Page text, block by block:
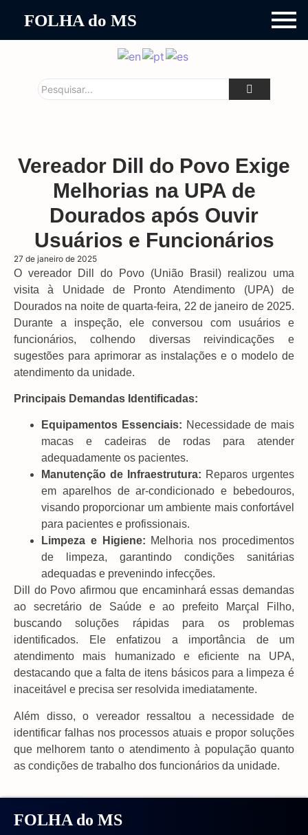
FOLHA do MS
Vereador Dill do Povo Exige
Melhorias na UPA de
Dourados após Ouvir
Usuários e Funcionários
27 de janeiro de 2025
O vereador Dill do Povo (União Brasil) realizou uma
visita à Unidade de Pronto Atendimento (UPA) de
Dourados na noite de quarta-feira, 22 de janeiro de 2025.
Durante a inspeção, ele conversou com usuários e
funcionários, colhendo diversas reivindicações e
sugestões para aprimorar as instalações e o modelo de
atendimento da unidade.
Principais Demandas Identificadas:
Equipamentos Essenciais: Necessidade de mais
macas e cadeiras de rodas para atender
adequadamente os pacientes.
Manutenção de Infraestrutura: Reparos urgentes
em aparelhos de ar-condicionado e bebedouros,
visando proporcionar um ambiente mais confortável
para pacientes e profissionais.
Limpeza e Higiene: Melhoria nos procedimentos
de limpeza, garantindo condições sanitárias
adequadas e prevenindo infecções.
Dill do Povo afirmou que encaminhará essas demandas
ao secretário de Saúde e ao prefeito Marçal Filho,
buscando soluções rápidas para os problemas
identificados. Ele enfatizou a importância de um
atendimento mais humanizado e eficiente na UPA,
destacando que a falta de itens básicos para a limpeza é
inaceitável e precisa ser resolvida imediatamente.
Além disso, o vereador ressaltou a necessidade de
identificar falhas nos processos atuais e propor soluções
que melhorem tanto o atendimento à população quanto
as condições de trabalho dos funcionários da unidade.
FOLHA do MS